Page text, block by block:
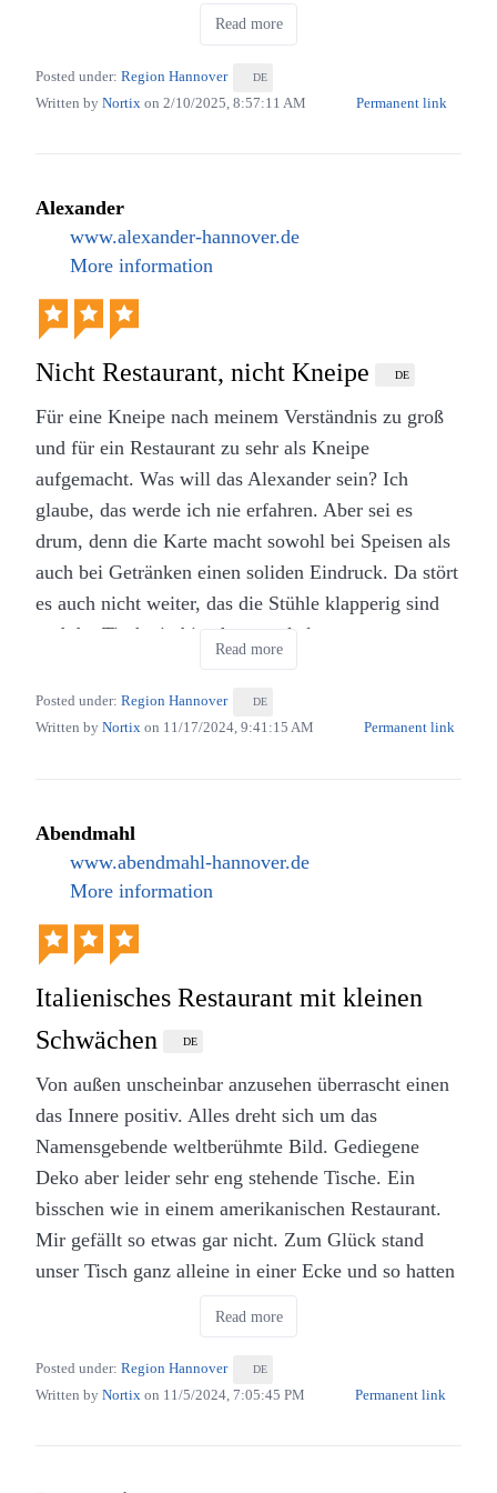
knackig und der Belag lecker. So muss eine gute
Pizza für mich sein. Ebenso gut gelungen ist die
Nachspeise – in meinem Fall Tiramisu. Hier kann
man mit der Bestellung nichts falsch machen.
Tiramisu im Restaurant Giovanni R in Laatzen
(Eigenes Werk. Lizenz: CC-BY-SA.)
Wer über die Enge und die Lautstärke hinwegsehen
möchte der bekommt hier gute italienische Speisen
serviert. Für ein komplettes Restauranterlebnis ist
Bewertung nicht hinweg sehen kann.
unserem Besuch ein bisschen geholpert aber mit viel
Charme und Einfühlungsvermögen des Inhabers
konnte dieses kleine Problem schnell aus der Welt
geschafft werden.
Burger im Bistro My Way in Hannover (Eigenes
Werk. Lizenz: CC-BY-SA.)
Ein kleines und feines Lokal in Hannover, welches
ein Besuch wert ist.
Read more
Posted under: Region Hannover DE
Written by Nortix on 2/10/2025, 8:57:11 AM Permanent link
Alexander
www.alexander-hannover.de
More information
Nicht Restaurant, nicht Kneipe DE
Für eine Kneipe nach meinem Verständnis zu groß
und für ein Restaurant zu sehr als Kneipe
aufgemacht. Was will das Alexander sein? Ich
glaube, das werde ich nie erfahren. Aber sei es
drum, denn die Karte macht sowohl bei Speisen als
auch bei Getränken einen soliden Eindruck. Da stört
es auch nicht weiter, das die Stühle klapperig sind
und der Tisch ein bisschen wackelt.
Hacksteak Schimanski im Alexander in
Hannover (Eigenes Werk. Lizenz: CC-BY-SA.)
Einrichtung. Sie machen satt, sind aber kein
Highlight, welches einen Besuch rechtfertigen
würde.
Read more
Posted under: Region Hannover DE
Written by Nortix on 11/17/2024, 9:41:15 AM Permanent link
Abendmahl
www.abendmahl-hannover.de
More information
Italienisches Restaurant mit kleinen
Schwächen
DE
Von außen unscheinbar anzusehen überrascht einen
das Innere positiv. Alles dreht sich um das
Namensgebende weltberühmte Bild. Gediegene
Deko aber leider sehr eng stehende Tische. Ein
bisschen wie in einem amerikanischen Restaurant.
Mir gefällt so etwas gar nicht. Zum Glück stand
unser Tisch ganz alleine in einer Ecke und so hatten
wir ein bisschen Distanz zu den anderen Gästen.
Read more
Posted under: Region Hannover DE
Written by Nortix on 11/5/2024, 7:05:45 PM Permanent link